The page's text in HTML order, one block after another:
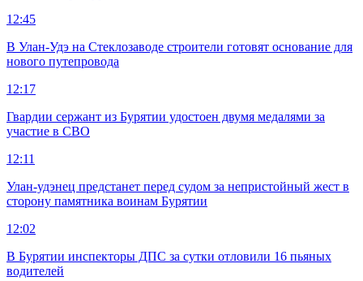
12:45
В Улан-Удэ на Стеклозаводе строители готовят основание для
нового путепровода
12:17
Гвардии сержант из Бурятии удостоен двумя медалями за
участие в СВО
12:11
Улан-удэнец предстанет перед судом за непристойный жест в
сторону памятника воинам Бурятии
12:02
В Бурятии инспекторы ДПС за сутки отловили 16 пьяных
водителей